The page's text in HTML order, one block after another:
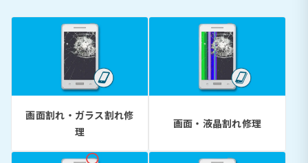
画面割れ・ガラス割れ修
理
画面・液晶割れ修理